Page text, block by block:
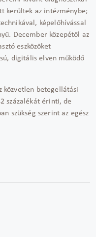
kerültek az intézménybe;
képelőhívással
December közepétől az
eszközöket
digitális elven működő
közvetlen betegellátási
százalékát érinti, de
szükség szerint az egész